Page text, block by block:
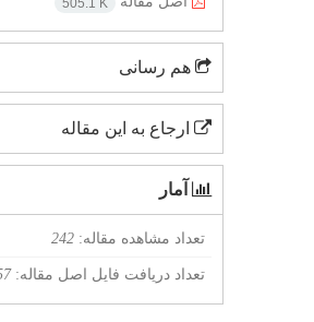
هم رسانی
ارجاع به این مقاله
آمار
تعداد مشاهده مقاله:242
تعداد دریافت فایل اصل مقاله: